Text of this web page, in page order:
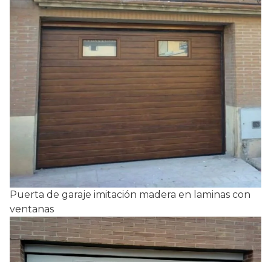
Puerta de garaje imitación madera en laminas con
ventanas